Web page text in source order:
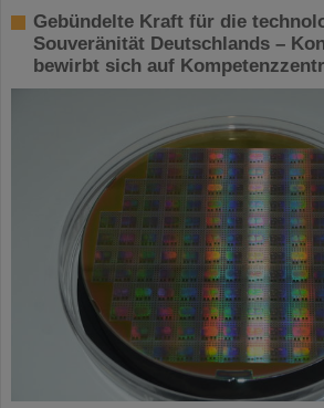
Gebündelte Kraft für die
Souveränität Deutschlands –
bewirbt sich auf